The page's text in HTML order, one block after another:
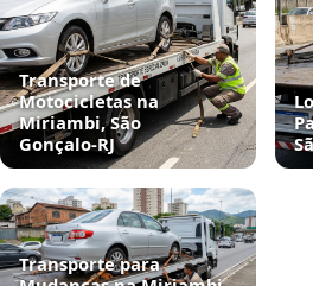
Transporte de
Motocicletas na
Miriambi, São
Gonçalo‑RJ
Transporte para